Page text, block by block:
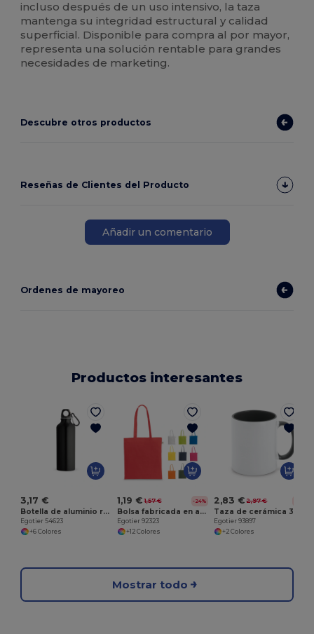
incluso después de un uso intensivo, la taza
mantenga su integridad estructural y calidad
superficial. Disponible para compra al por mayor,
representa una solución rentable para grandes
necesidades de marketing.
Descubre otros productos
Reseñas de Clientes del Producto
Añadir un comentario
Ordenes de mayoreo
Productos interesantes
3,17 €
Botella de aluminio reciclado con mosquetón 530 mL
Egotier 54623
+6 Colores
1,19 € 1,57 € -24%
Bolsa fabricada en algodón reciclado (70%) y poliéster (30% rPET) (150 g/m²)
Egotier 92323
+12 Colores
2,83 € 2,97 €
Egotier 93897
+2 Colores
Mostrar todo